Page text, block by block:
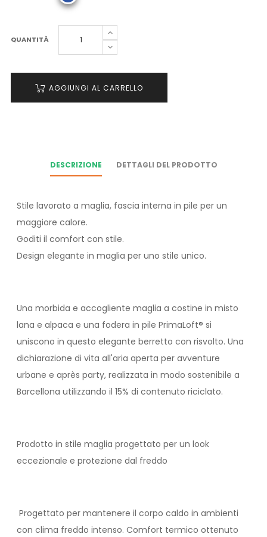
QUANTITÀ
AGGIUNGI AL CARRELLO
DESCRIZIONE DETTAGLI DEL PRODOTTO
Stile lavorato a maglia, fascia interna in pile per un
maggiore calore.
Goditi il comfort con stile.
Design elegante in maglia per uno stile unico.
Una morbida e accogliente maglia a costine in misto
lana e alpaca e una fodera in pile PrimaLoft® si
uniscono in questo elegante berretto con risvolto. Una
dichiarazione di vita all'aria aperta per avventure
urbane e après party, realizzata in modo sostenibile a
Barcellona utilizzando il 15% di contenuto riciclato.
Prodotto in stile maglia progettato per un look
eccezionale e protezione dal freddo
Progettato per mantenere il corpo caldo in ambienti
con clima freddo intenso. Comfort termico ottenuto